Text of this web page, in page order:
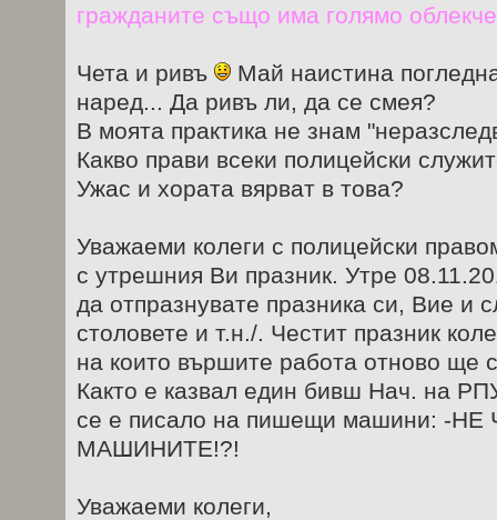
гражданите също има голямо
Чета и ривъ
Май наистина
наред... Да ривъ ли, да се смея?
В моята практика не знам
Какво прави всеки полицейски
Ужас и хората вярват в това?
Уважаеми колеги с полицейски
с утрешния Ви празник. Утре
да отпразнувате празника си, Вие и
столовете и т.н./. Честит празник
на които вършите работа отново ще
Както е казвал един бивш Нач. на
се е писало на пишещи машини: -
МАШИНИТЕ!?!
Уважаеми колеги,